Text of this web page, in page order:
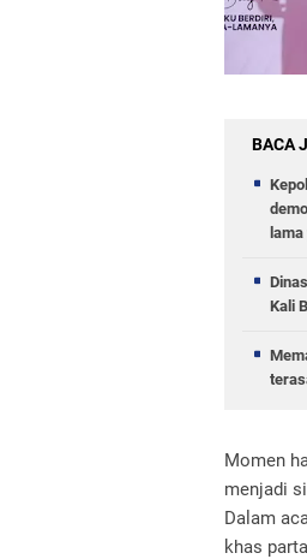
BACA
Kali
Momen
menjadi
Dalam
khas